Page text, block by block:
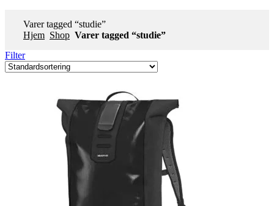
Varer tagged “studie”
Hjem Shop Varer tagged “studie”
Filter